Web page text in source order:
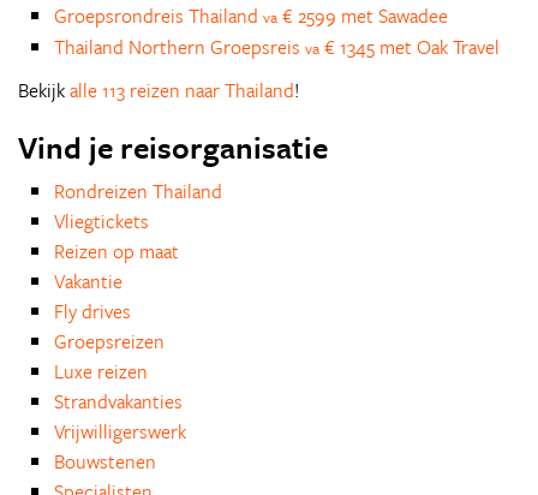
Groepsrondreis Thailand va € 2599 met Sawadee
Thailand Northern Groepsreis va € 1345 met Oak Travel
Bekijkalle 113 reizen naar Thailand!
Vind je reisorganisatie
Rondreizen Thailand
Vliegtickets
Reizen op maat
Vakantie
Fly drives
Groepsreizen
Luxe reizen
Strandvakanties
Vrijwilligerswerk
Bouwstenen